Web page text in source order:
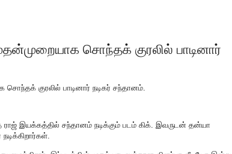
சொந்தக் குரலில் பாடினார்
சொந்தக் குரலில் பாடினார் நடிகர் சந்தானம்.
ராஜ் இயக்கத்தில் சந்தானம் நடிக்கும் படம் கிக். இவருடன் தன்யா